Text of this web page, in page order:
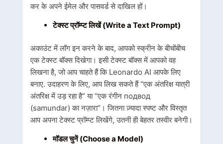
कर के अपने ईमेल और पासवर्ड से दाखिल हों।
टेक्स्ट प्रॉम्प्ट लिखें (Write a Text Prompt)
अकाउंट में लॉग इन करने के बाद, आपको स्क्रीन के बीचोंबीच
एक टेक्स्ट बॉक्स दिखेगा। इसी टेक्स्ट बॉक्स में आपको वह
लिखना है, जो आप चाहते हैं कि Leonardo AI आपके लिए
बनाए. उदाहरण के लिए, आप लिख सकते हैं “एक अंतरिक्ष यात्री
अंतरिक्ष में उड़ रहा है” या “एक रंगीन подвод
(samundar) का नज़ारा”।जितना ज़्यादा स्पष्ट और विस्तृत
आप अपना टेक्स्ट प्रॉम्प्ट लिखेंगे, उतनी ही बेहतर तस्वीर बनेगी।
मॉडल चुनें (Choose a Model)